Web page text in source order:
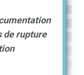
de rupture